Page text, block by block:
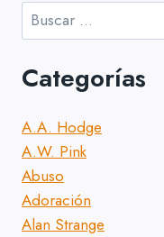
Buscar:
Categorías
A.A. Hodge
A.W. Pink
Abuso
Adoración
Alan Strange